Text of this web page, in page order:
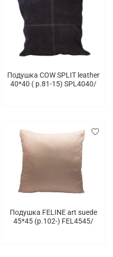
Подушка COW SPLIT leather
40*40 ( p.81-15) SPL4040/
Подушка FELINE art suede
45*45 (p.102-) FEL4545/